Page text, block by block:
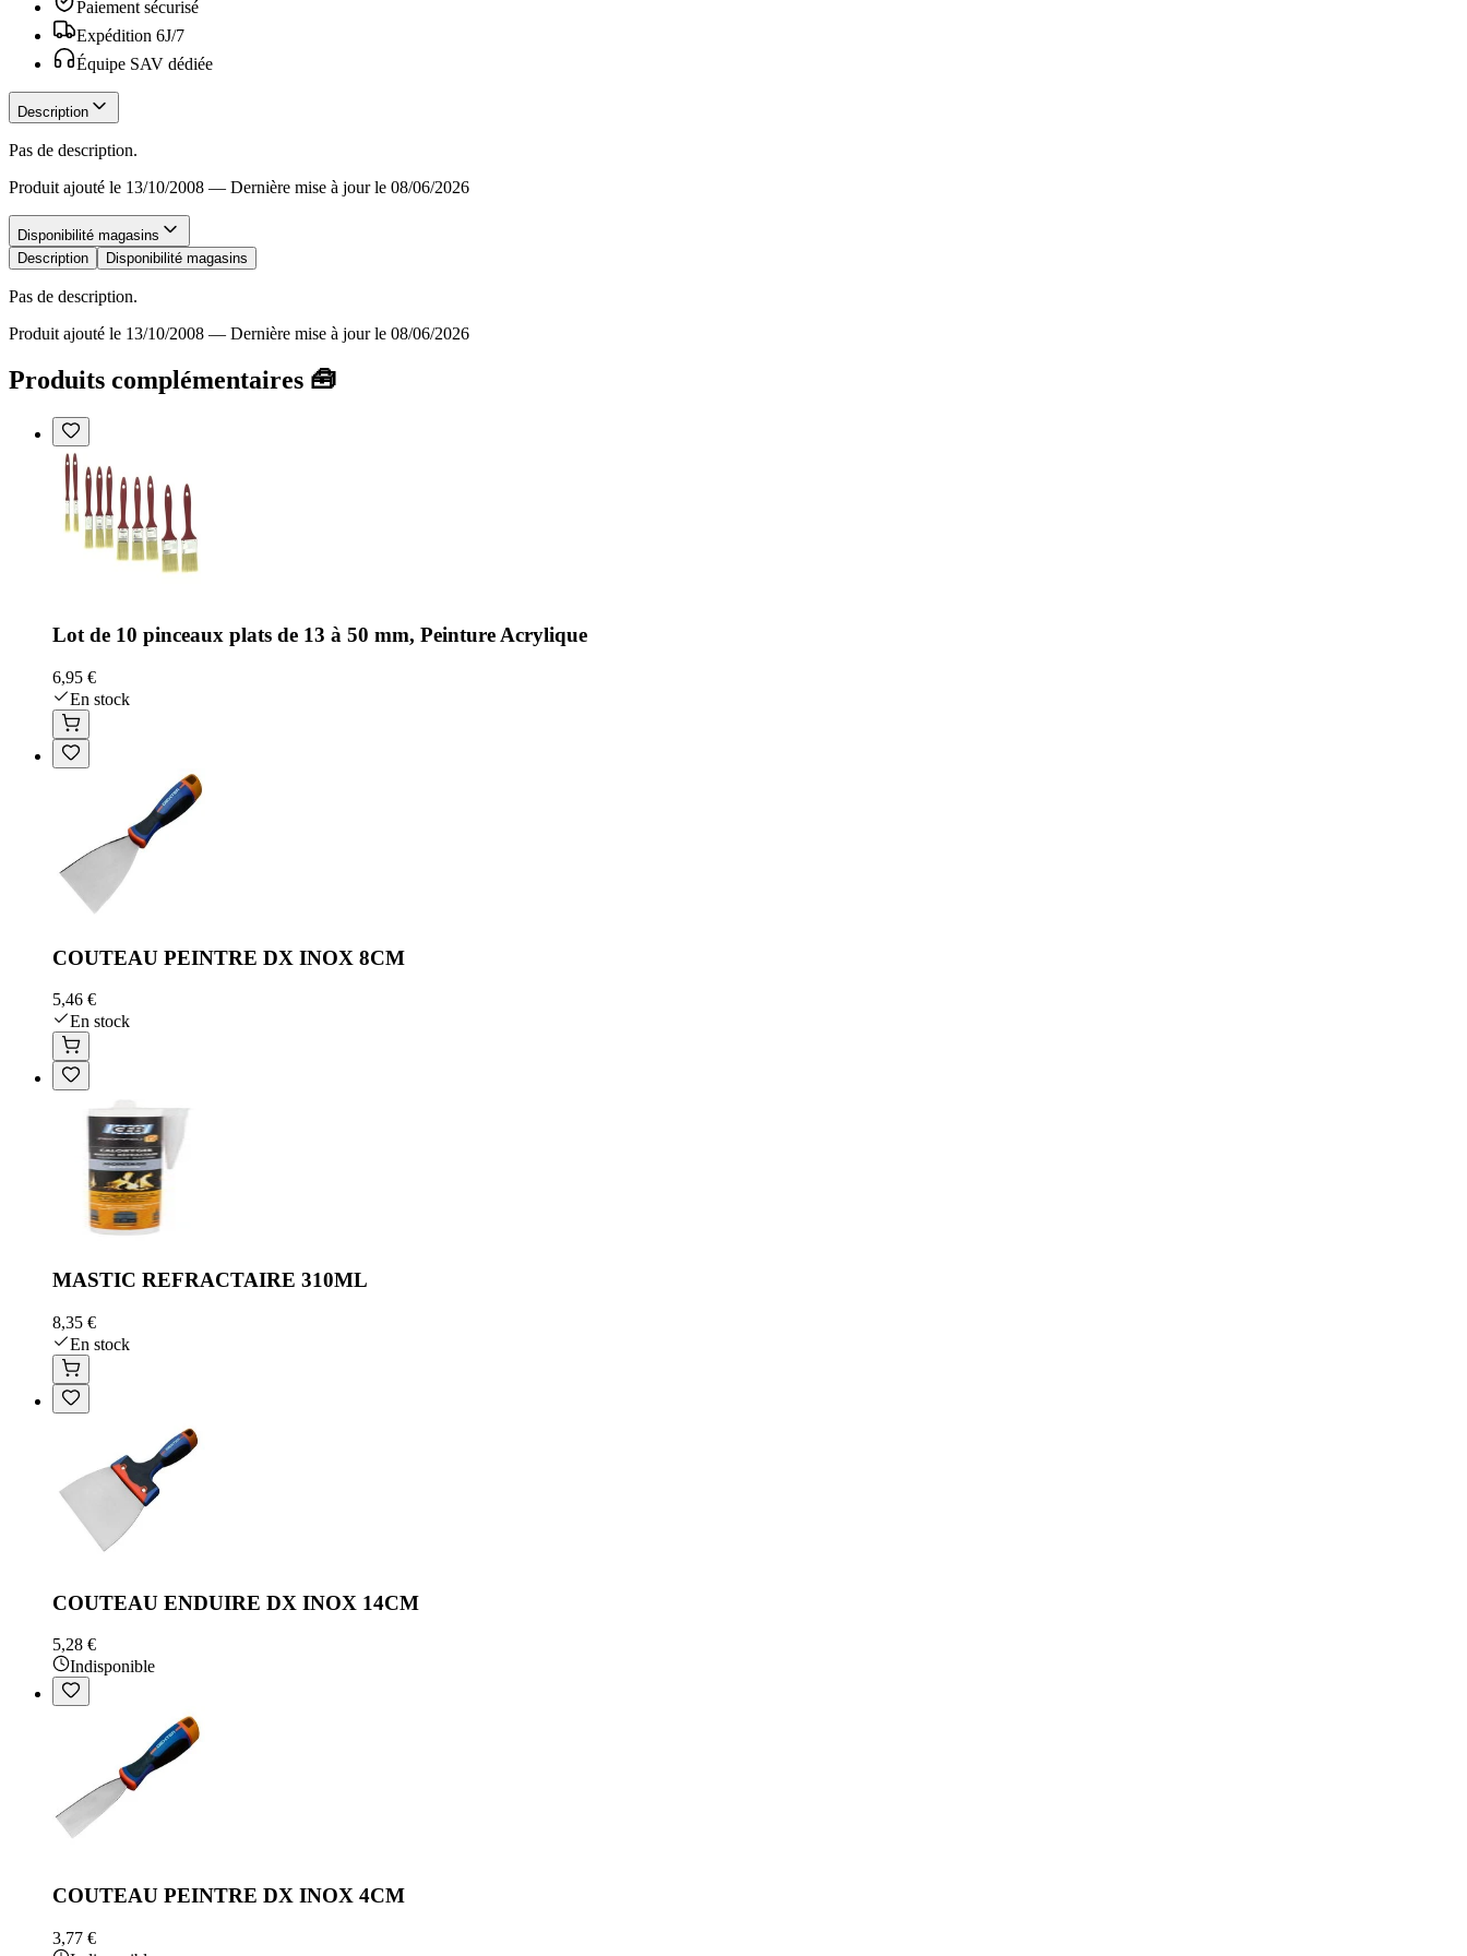
Paiement sécurisé
Expédition 6J/7
Équipe SAV dédiée
Description
Pas de description.
Produit ajouté le 13/10/2008 — Dernière mise à jour le 08/06/2026
Disponibilité magasins
Description
Disponibilité magasins
Pas de description.
Produit ajouté le 13/10/2008 — Dernière mise à jour le 08/06/2026
Produits complémentaires 🧰
Lot de 10 pinceaux plats de 13 à 50 mm, Peinture Acrylique
6,95 €
En stock
COUTEAU PEINTRE DX INOX 8CM
5,46 €
En stock
MASTIC REFRACTAIRE 310ML
8,35 €
En stock
COUTEAU ENDUIRE DX INOX 14CM
5,28 €
Indisponible
COUTEAU PEINTRE DX INOX 4CM
3,77 €